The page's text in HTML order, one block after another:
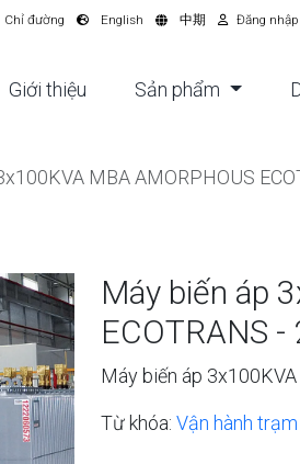
Chỉ đường English 中期 Đăng nhập
Giới thiệu Sản phẩm
MBA AMORPHOUS
Máy biến áp
ECOTRANS
Máy biến áp
Từ khóa: Vận hành